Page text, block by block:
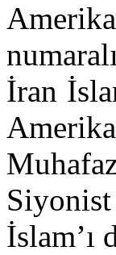
İran
İslam’ı